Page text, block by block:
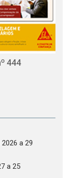
444
a 29
a 25